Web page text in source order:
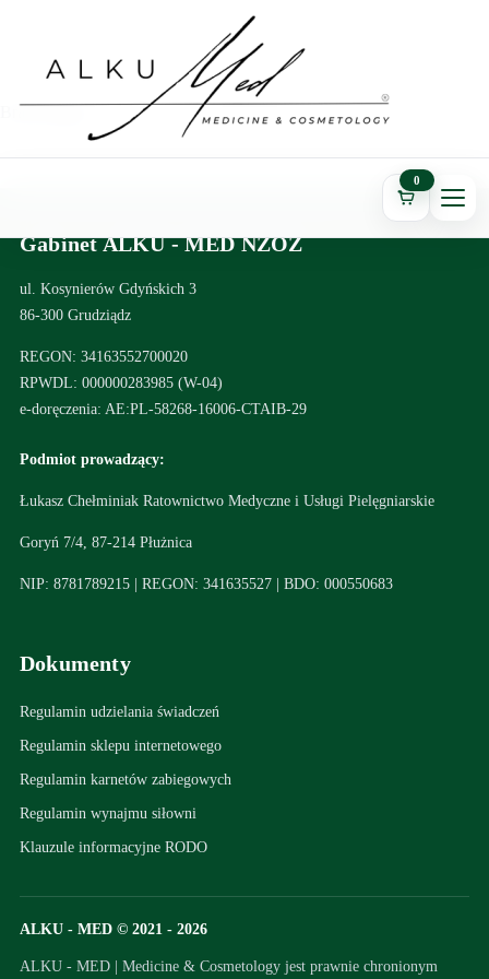
0
Brak dostępu.
Gabinet ALKU - MED NZOZ
ul. Kosynierów Gdyńskich 3
86-300 Grudziądz
REGON: 34163552700020
RPWDL: 000000283985 (W-04)
e-doręczenia: AE:PL-58268-16006-CTAIB-29
Podmiot prowadzący:
Łukasz Chełminiak Ratownictwo Medyczne i Usługi Pielęgniarskie
Goryń 7/4, 87-214 Płużnica
NIP: 8781789215 | REGON: 341635527 | BDO: 000550683
Dokumenty
Regulamin udzielania świadczeń
Regulamin sklepu internetowego
Regulamin karnetów zabiegowych
Regulamin wynajmu siłowni
Klauzule informacyjne RODO
ALKU - MED © 2021 - 2026
ALKU - MED | Medicine & Cosmetology jest prawnie chronionym